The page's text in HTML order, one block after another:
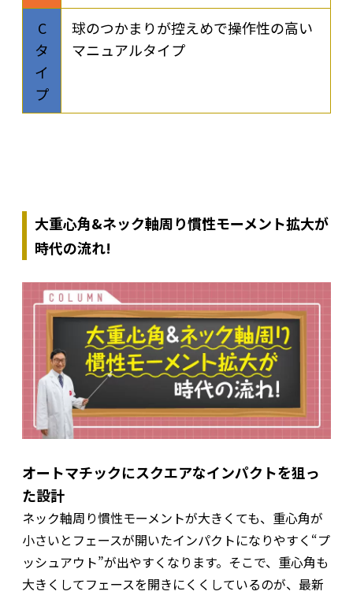
C
タ
イ
プ
球のつかまりが控えめで操作性の高い
マニュアルタイプ
大重心角&ネック軸周り慣性モーメント拡大が
時代の流れ!
オートマチックにスクエアなインパクトを狙っ
た設計
ネック軸周り慣性モーメントが大きくても、重心角が
小さいとフェースが開いたインパクトになりやすく“プ
ッシュアウト”が出やすくなります。そこで、重心角も
大きくしてフェースを開きにくくしているのが、最新